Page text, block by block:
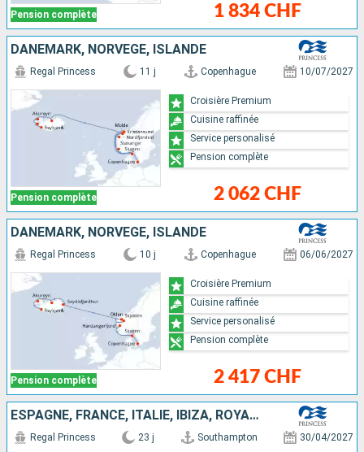
Pension complète 1 834 CHF
DANEMARK, NORVÈGE, ISLANDE
Pension complète
Regal Princess 11 j Copenhague 10/07/2027
2 062 CHF
Croisière Premium
Cuisine raffinée
Service personalisé
Pension complète
DANEMARK, NORVÈGE, ISLANDE
Pension complète
Regal Princess 10 j Copenhague 06/06/2027
2 417 CHF
Croisière Premium
Cuisine raffinée
Service personalisé
Pension complète
ESPAGNE, FRANCE, ITALIE, IBIZA, ROYAUME-UNI, BELGIQUE, PAYS-BAS, NORVÈGE, DANEMARK
Regal Princess 23 j Southampton 30/04/2027